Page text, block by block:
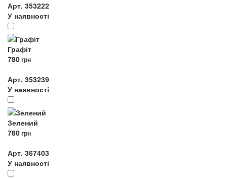
Арт. 353222
У наявності
Графіт
780грн
Арт. 353239
У наявності
Зелений
780грн
Арт. 367403
У наявності